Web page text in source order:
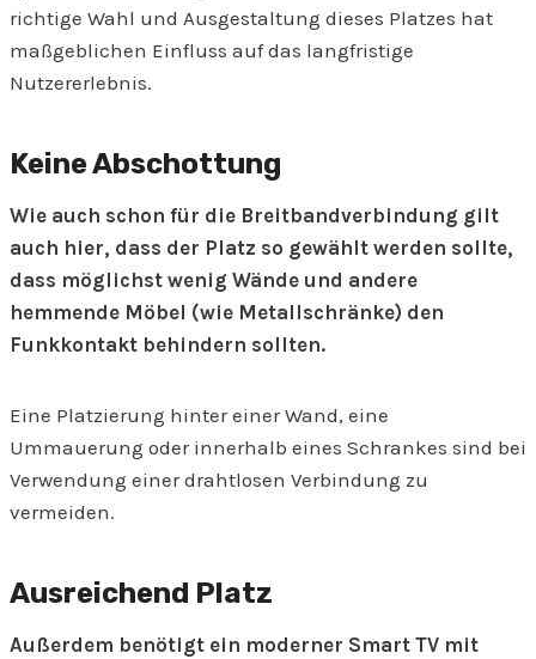
richtige Wahl und Ausgestaltung dieses Platzes hat
maßgeblichen Einfluss auf das langfristige
Nutzererlebnis.
Keine Abschottung
Wie auch schon für die Breitbandverbindung gilt
auch hier, dass der Platz so gewählt werden sollte,
dass möglichst wenig Wände und andere
hemmende Möbel (wie Metallschränke) den
Funkkontakt behindern sollten.
Eine Platzierung hinter einer Wand, eine
Ummauerung oder innerhalb eines Schrankes sind bei
Verwendung einer drahtlosen Verbindung zu
vermeiden.
Ausreichend Platz
Außerdem benötigt ein moderner Smart TV mit